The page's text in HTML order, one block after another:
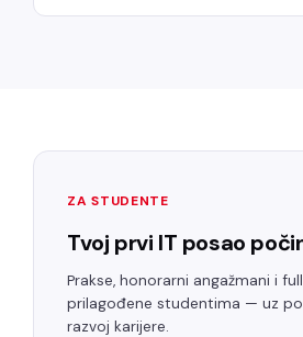
ZA STUDENTE
Tvoj prvi IT posao
Prakse, honorarni angažmani i
prilagođene studentima — uz
razvoj karijere.